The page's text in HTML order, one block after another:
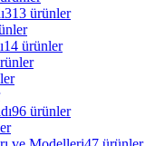
313 ürünler
14 ürünler
96 ürünler